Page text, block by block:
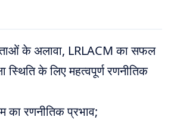
के अलावा, LRLACM का सफल
स्थिति के लिए महत्वपूर्ण रणनीतिक
का रणनीतिक प्रभाव;